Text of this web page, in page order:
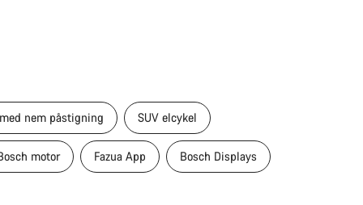
nem påstigning SUV elcykel
motor Fazua App Bosch Displays